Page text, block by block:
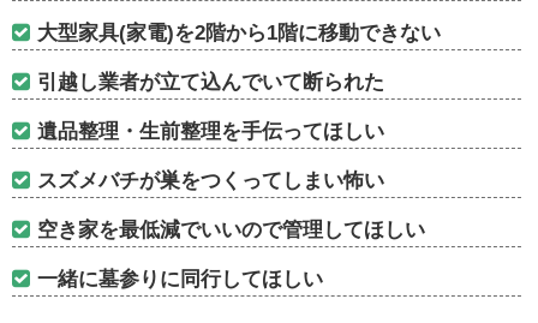
大型家具(家電)を2階から1階に移動できない
引越し業者が立て込んでいて断られた
遺品整理・生前整理を手伝ってほしい
スズメバチが巣をつくってしまい怖い
空き家を最低減でいいので管理してほしい
一緒に墓参りに同行してほしい